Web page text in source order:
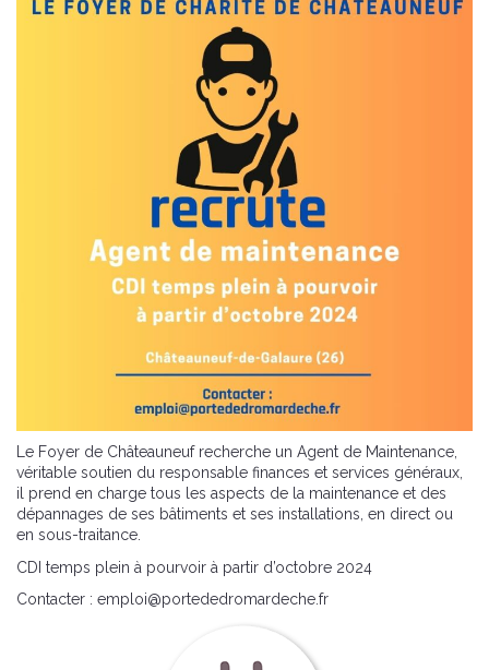
Le Foyer de Châteauneuf recherche un Agent de Maintenance,
véritable soutien du responsable finances et services généraux,
il prend en charge tous les aspects de la maintenance et des
dépannages de ses bâtiments et ses installations, en direct ou
en sous-traitance.
CDI temps plein à pourvoir à partir d’octobre 2024
Contacter : emploi@portededromardeche.fr